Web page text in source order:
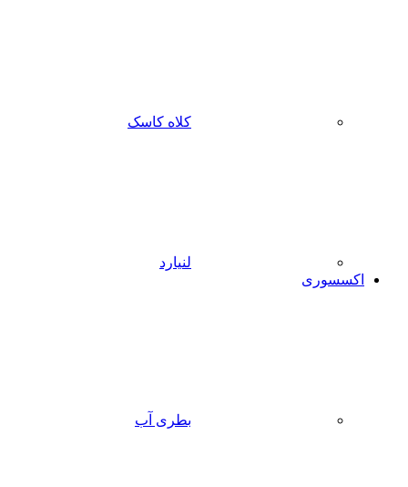
کلاه کاسک
لنیارد
اکسسوری
بطری آب